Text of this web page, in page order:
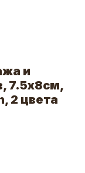
и
7.5x8см,
2 цвета